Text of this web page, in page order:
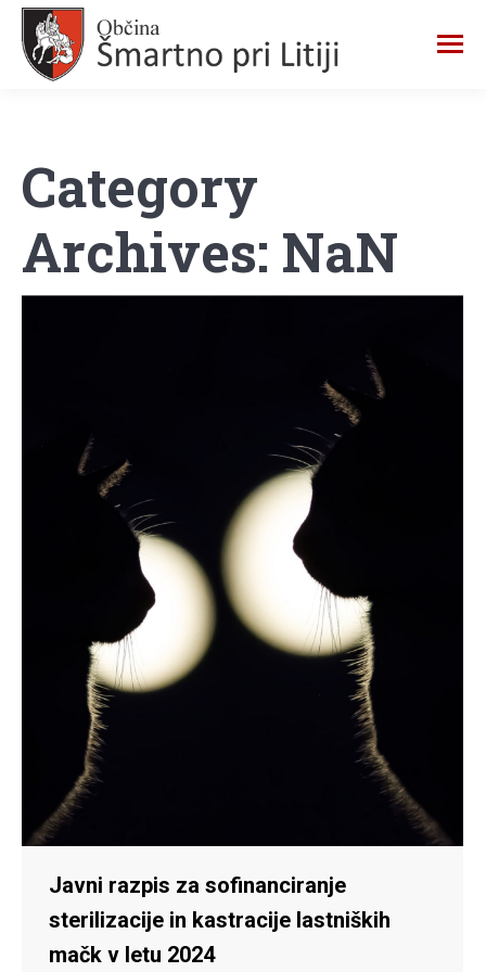
Category
Archives: NaN
Javni razpis za sofinanciranje
sterilizacije in kastracije lastniških
mačk v letu 2024